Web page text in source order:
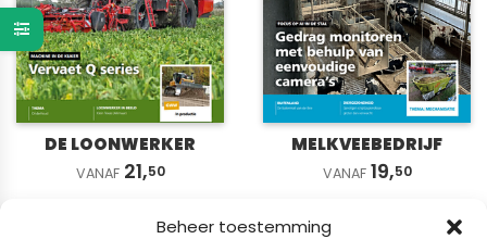
Beheer toestemming
DE LOONWERKER
VANAF 21,50
MELKVEEBEDRIJF
VANAF 19,50